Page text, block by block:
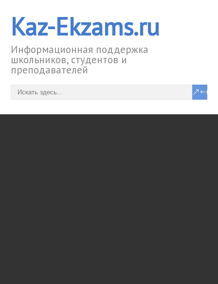
Kaz-Ekzams.ru
Информационная поддержка
школьников, студентов и
преподавателей